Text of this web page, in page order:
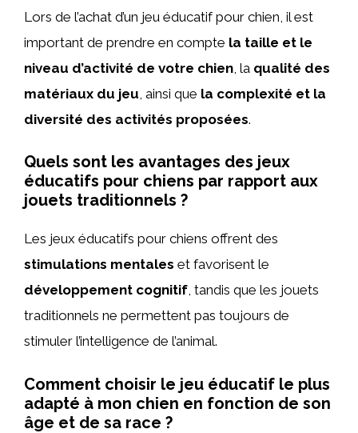
Lors de l’achat d’un jeu éducatif pour chien, il est
important de prendre en compte la taille et le
niveau d’activité de votre chien , la qualité des
matériaux du jeu , ainsi que la complexité et la
diversité des activités proposées.
Quels sont les avantages des jeux
éducatifs pour chiens par rapport aux
jouets traditionnels ?
Les jeux éducatifs pour chiens offrent des
stimulations mentales et favorisent le
développement cognitif, tandis que les jouets
traditionnels ne permettent pas toujours de
stimuler l’intelligence de l’animal.
Comment choisir le jeu éducatif le plus
adapté à mon chien en fonction de son
âge et de sa race ?